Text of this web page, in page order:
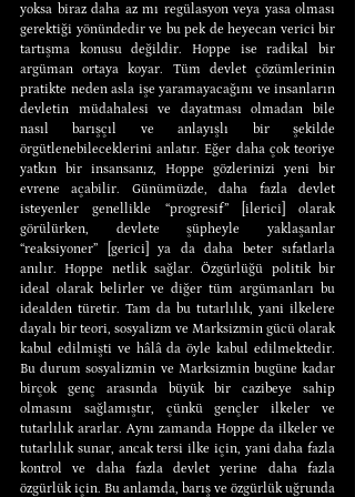
yoksa biraz daha az mı regülasyon veya yasa olması
gerektiği yönündedir ve bu pek de heyecan verici bir
tartışma konusu değildir. Hoppe ise radikal bir
argüman ortaya koyar. Tüm devlet çözümlerinin
pratikte neden asla işe yaramayacağını ve insanların
devletin müdahalesi ve dayatması olmadan bile
nasıl barışçıl ve anlayışlı bir şekilde
örgütlenebileceklerini anlatır. Eğer daha çok teoriye
yatkın bir insansanız, Hoppe gözlerinizi yeni bir
evrene açabilir. Günümüzde, daha fazla devlet
isteyenler genellikle “progresif” [ilerici] olarak
görülürken, devlete şüpheyle yaklaşanlar
“reaksiyoner” [gerici] ya da daha beter sıfatlarla
anılır. Hoppe netlik sağlar. Özgürlüğü politik bir
ideal olarak belirler ve diğer tüm argümanları bu
idealden türetir. Tam da bu tutarlılık, yani ilkelere
dayalı bir teori, sosyalizm ve Marksizmin gücü olarak
kabul edilmişti ve hâlâ da öyle kabul edilmektedir.
Bu durum sosyalizmin ve Marksizmin bugüne kadar
birçok genç arasında büyük bir cazibeye sahip
olmasını sağlamıştır, çünkü gençler ilkeler ve
tutarlılık ararlar. Aynı zamanda Hoppe da ilkeler ve
tutarlılık sunar, ancak tersi ilke için, yani daha fazla
kontrol ve daha fazla devlet yerine daha fazla
özgürlük için. Bu anlamda, barış ve özgürlük uğrunda